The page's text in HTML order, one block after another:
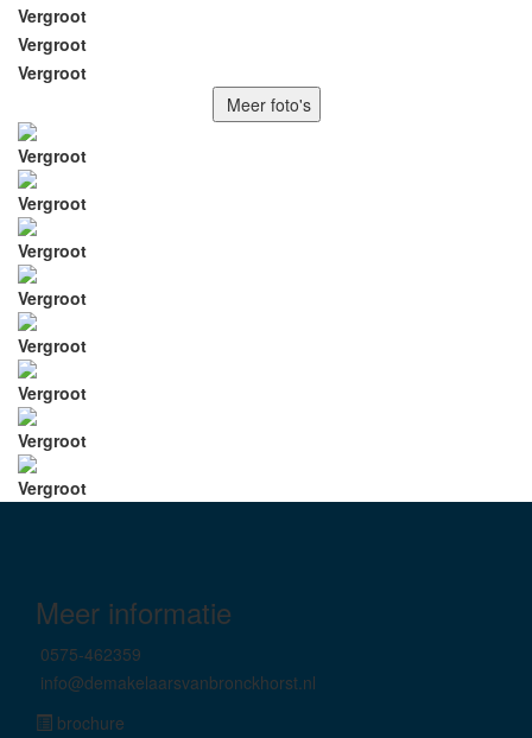
Vergroot
Vergroot
Vergroot
Meer foto's
Vergroot
Vergroot
Vergroot
Vergroot
Vergroot
Vergroot
Vergroot
Vergroot
Meer informatie
0575-462359
info@demakelaarsvanbronckhorst.nl
brochure